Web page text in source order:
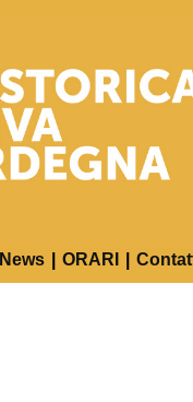
News ORARI